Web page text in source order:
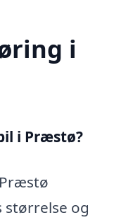
i
i Præstø?
og